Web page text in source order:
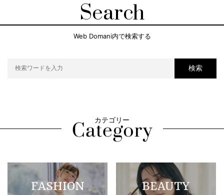
Search
Web Domani内で検索する
検索
カテゴリー
FASHION BEAUTY